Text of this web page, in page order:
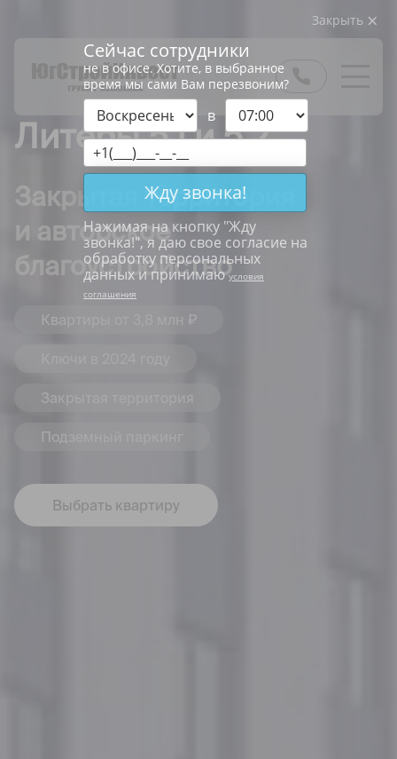
Литеры 5.1 и 5.2
Закрытая территория
и авторское
благоустройство
Квартиры от 3,8 млн ₽
Закрытая территория
Подземный паркинг
Выбрать квартиру
Закрыть
Сейчас сотрудники
не в офисе. Хотите, в выбранное
время мы сами Вам перезвоним?
в
Жду звонка!
Нажимая на кнопку "Жду
звонка!", я даю свое согласие на
обработку персональных
данных и принимаюусловия
соглашения